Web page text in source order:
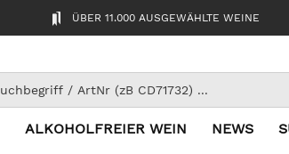
ÜBER 11.000 AUSGEWÄHLTE WEINE
ALKOHOLFREIER WEIN NEWS